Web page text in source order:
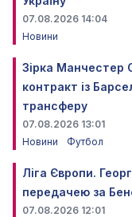
07.08.2026 14:04
Новини
Зірка Манчестер
контракт із
трансферу
07.08.2026 13:01
Новини
Футбол
Ліга Європи.
передачею за
07.08.2026 12:01